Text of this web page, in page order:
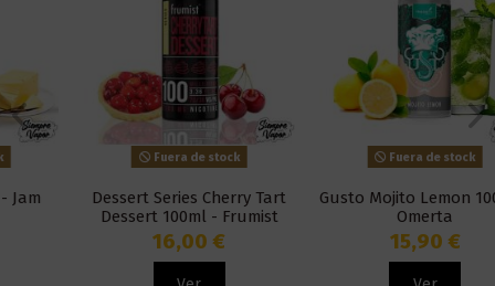
Fuera de stock
Dessert Series Cherry Tart
Dessert 100ml - Frumist
16,00 €
Fuera de stock
Gusto Mojito Lemon 100ml -
15,90 €